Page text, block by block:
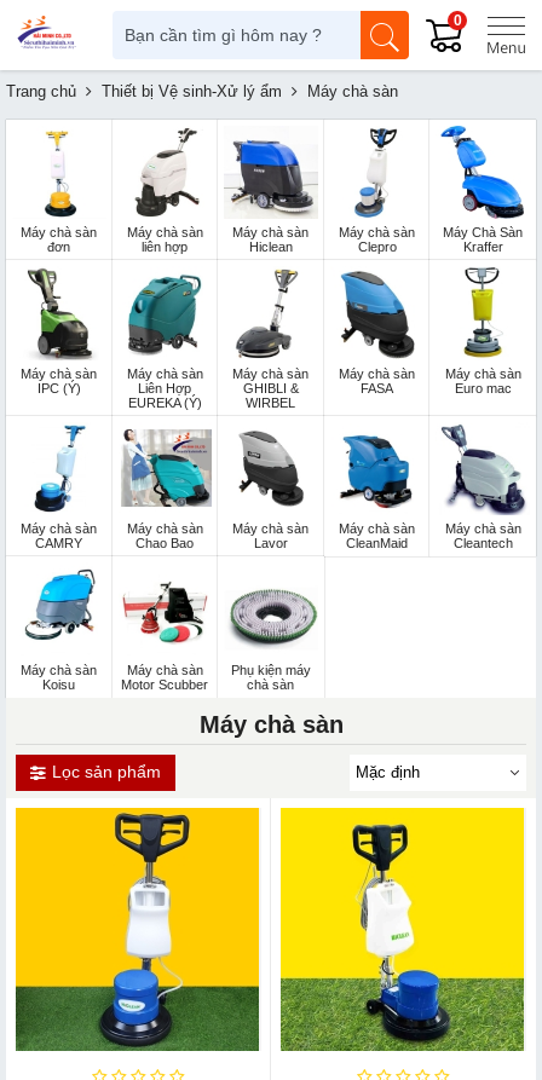
0
Trang chủ Thiết bị Vệ sinh-Xử lý ẩm Máy chà sàn
Máy chà sàn
đơn
Máy chà sàn
liên hợp
Máy chà sàn
Hiclean
Máy chà sàn
Clepro
Máy Chà Sàn
Kraffer
Máy chà sàn
IPC (Ý)
Máy chà sàn
Liên Hợp
EUREKA (Ý)
Máy chà sàn
GHIBLI &
WIRBEL
Máy chà sàn
FASA
Máy chà sàn
Euro mac
Máy chà sàn
CAMRY
Máy chà sàn
Chao Bao
Máy chà sàn
Lavor
Máy chà sàn
CleanMaid
Máy chà sàn
Cleantech
Máy chà sàn
Koisu
Máy chà sàn
Motor Scubber
Phụ kiện máy
chà sàn
Máy chà sàn
Lọc sản phẩm